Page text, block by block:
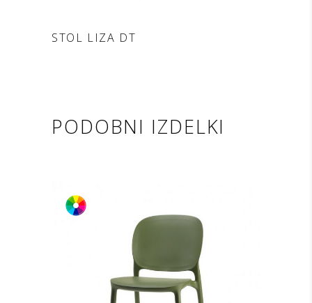
DODAJ V POVPRAŠEVANJE
STOL LIZA DT
PODOBNI IZDELKI